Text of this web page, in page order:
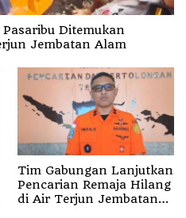
Pasaribu Ditemukan
Jembatan Alam
Tim Gabungan Lanjutkan
Pencarian Remaja Hilang
di Air Terjun Jembatan